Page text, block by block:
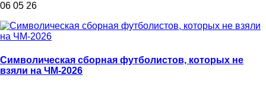
06 05 26
Символическая сборная футболистов, которых не
взяли на ЧМ-2026